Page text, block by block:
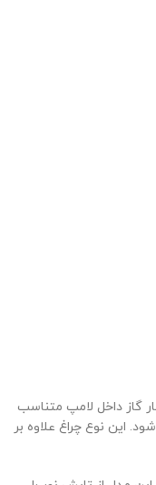
گاز داخل لامپ متناسب
این نوع چراغ علاوه بر